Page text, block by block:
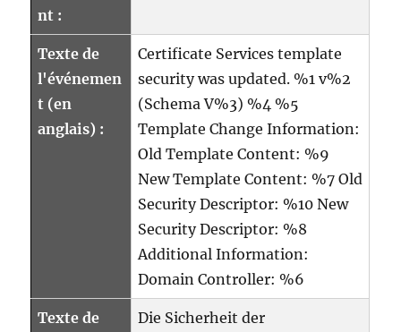
nt :
Texte de
l'événemen
t (en
anglais) :
Certificate Services template
security was updated. %1 v%2
(Schema V%3) %4 %5
Template Change Information:
Old Template Content: %9
New Template Content: %7 Old
Security Descriptor: %10 New
Security Descriptor: %8
Additional Information:
Domain Controller: %6
Texte de
Die Sicherheit der